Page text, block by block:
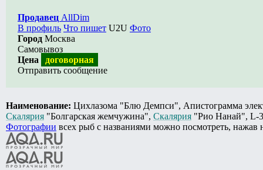
Продавец AllDim
В профиль Что пишет U2U Фото
Город Москва
Самовывоз
Цена
договорная
Отправить сообщение
Наименование: Цихлазома "Блю Демпси", Апистограмма
Скалярия "Болгарская жемчужина", Скалярия "Рио Нанай", L-
Фотографии всех рыб с названиями можно посмотреть,